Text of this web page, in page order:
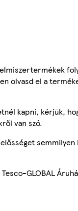
olvasd el a
kapni, kérjük,
van szó.
semmilyen
GLOBAL